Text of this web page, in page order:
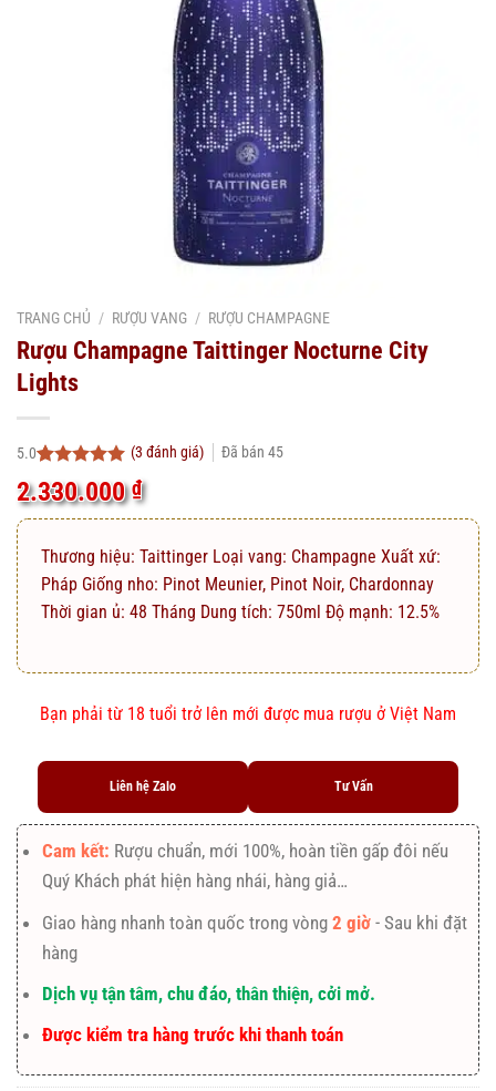
TRANG CHỦ / RƯỢU VANG / RƯỢU CHAMPAGNE
Rượu Champagne Taittinger Nocturne City
Lights
5.0
5.0trên 5
dựa trên
3
đánh giá
(3 đánh giá) Đã bán 45
2.330.000₫
Thương hiệu: Taittinger Loại vang: Champagne Xuất xứ:
Pháp Giống nho: Pinot Meunier, Pinot Noir, Chardonnay
Thời gian ủ: 48 Tháng Dung tích: 750ml Độ mạnh: 12.5%
Bạn phải từ 18 tuổi trở lên mới được mua rượu ở Việt Nam
Liên hệ Zalo Tư Vấn
Cam kết: Rượu chuẩn, mới 100%, hoàn tiền gấp đôi nếu
Quý Khách phát hiện hàng nhái, hàng giả…
Giao hàng nhanh toàn quốc trong vòng2 giờ - Sau khi đặt
hàng
Dịch vụ tận tâm, chu đáo, thân thiện, cởi mở.
Được kiểm tra hàng trước khi thanh toán